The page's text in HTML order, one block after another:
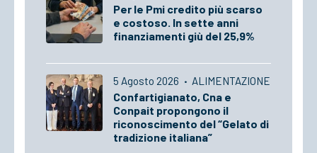
Per le Pmi credito più scarso
e costoso. In sette anni
finanziamenti giù del 25,9%
5 Agosto 2026 · ALIMENTAZIONE
Confartigianato, Cna e
Conpait propongono il
riconoscimento del “Gelato di
tradizione italiana”